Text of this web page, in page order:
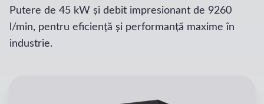
Putere de 45 kW și debit impresionant de 9260
l/min, pentru eficiență și performanță maxime în
industrie.